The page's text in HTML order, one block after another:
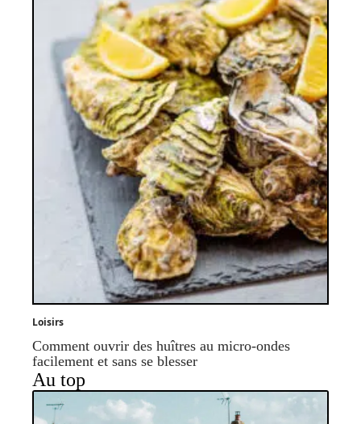
Loisirs
Comment ouvrir des huîtres au micro-ondes
facilement et sans se blesser
Au top